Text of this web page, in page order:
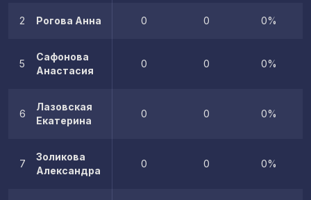
2 Рогова Анна 0 0 0%
5
Сафонова
Анастасия
0 0 0%
6
Лазовская
Екатерина
0 0 0%
7
Золикова
Александра
0 0 0%